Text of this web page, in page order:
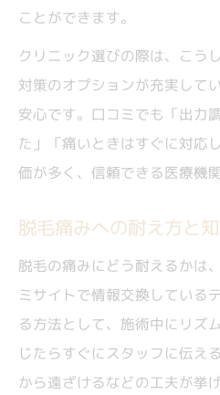
ことができます。
クリニック選びの際は、こう
対策のオプションが充実して
安心です。口コミでも「出力
た」「痛いときはすぐに対応
価が多く、信頼できる医療機
脱毛痛みへの耐え方と
脱毛の痛みにどう耐えるかは
ミサイトで情報交換している
る方法として、施術中にリズ
じたらすぐにスタッフに伝え
から遠ざけるなどの工夫が挙